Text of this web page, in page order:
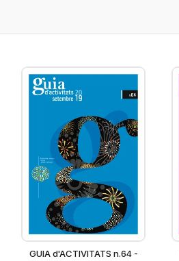
GUIA d'ACTIVITATS n.64 -